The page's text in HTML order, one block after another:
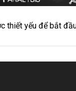
thành công